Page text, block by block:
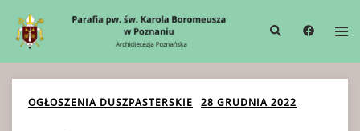
treści
Wyszukiwanie
OGŁOSZENIA DUSZPASTERSKIE 28 GRUDNIA 2022